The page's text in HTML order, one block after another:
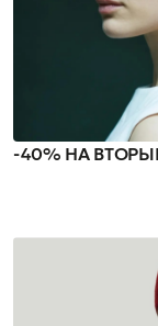
-40% НА